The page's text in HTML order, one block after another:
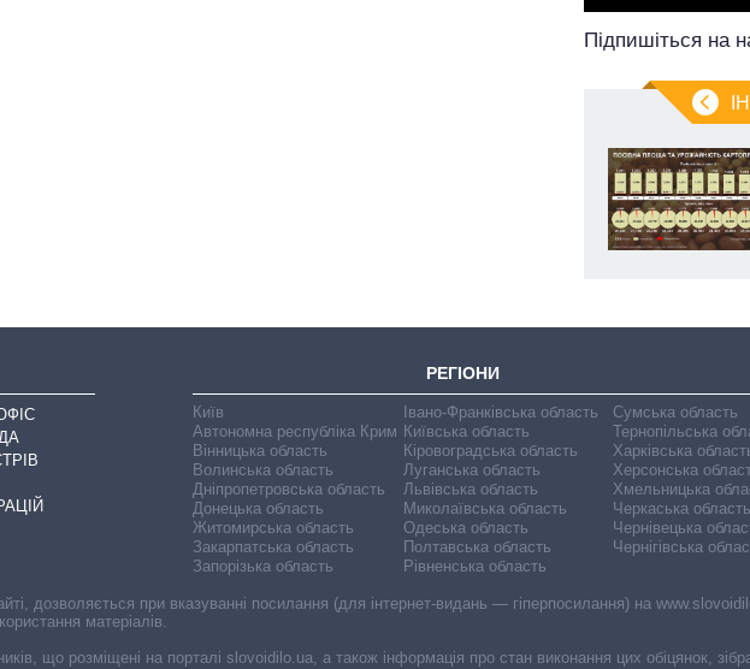
Підпишіться на
РЕГІОНИ
Київ
Автономна республіка Крим
Вінницька область
Волинська область
Дніпропетровська область
Донецька область
Житомирська область
Закарпатська область
Запорізька область
Івано-Франківська область
Київська область
Кіровоградська область
Луганська область
Львівська область
Миколаївська область
Одеська область
Полтавська область
Рівненська область
Сумська область
Тернопільська
Харківська
Херсонська
Хмельницька
Черкаська область
Чернівецька
Чернігівська
дозволяється при вказуванні посилання (для інтернет-видань — гіперпосилання) на
матеріалів.
що розміщені на порталі slovoidilo.ua, а також інформація про стан виконання цих обіцянок,